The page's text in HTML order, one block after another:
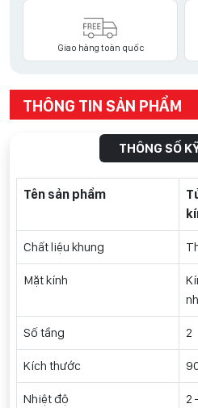
Giao hàng toàn quốc
THÔNG TIN SẢN PHẨM
THÔNG SỐ
Tên sản phẩm
Chất liệu khung
Mặt kính
Số tầng 2
Kích thước
Nhiệt độ 2